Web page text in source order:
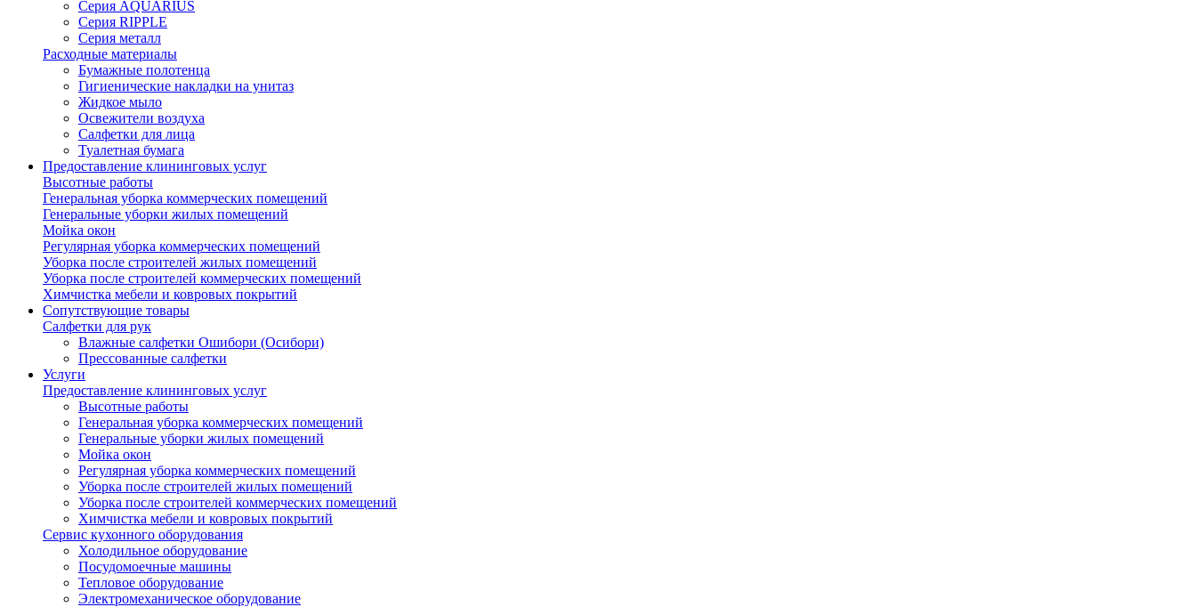
Серия AQUARIUS
Серия RIPPLE
Серия металл
Расходные материалы
Бумажные полотенца
Гигиенические накладки на унитаз
Жидкое мыло
Освежители воздуха
Салфетки для лица
Туалетная бумага
Предоставление клининговых услуг
Высотные работы
Генеральная уборка коммерческих помещений
Генеральные уборки жилых помещений
Мойка окон
Регулярная уборка коммерческих помещений
Уборка после строителей жилых помещений
Уборка после строителей коммерческих помещений
Химчистка мебели и ковровых покрытий
Сопутствующие товары
Салфетки для рук
Влажные салфетки Ошибори (Осибори)
Прессованные салфетки
Услуги
Предоставление клининговых услуг
Высотные работы
Генеральная уборка коммерческих помещений
Генеральные уборки жилых помещений
Мойка окон
Регулярная уборка коммерческих помещений
Уборка после строителей жилых помещений
Уборка после строителей коммерческих помещений
Химчистка мебели и ковровых покрытий
Сервис кухонного оборудования
Холодильное оборудование
Посудомоечные машины
Тепловое оборудование
Электромеханическое оборудование